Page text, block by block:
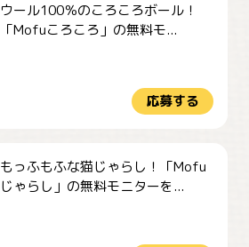
ウール100％のころころボール！
「Mofuころころ」の無料モ...
応募する
もっふもふな猫じゃらし！「Mofu
じゃらし」の無料モニターを...